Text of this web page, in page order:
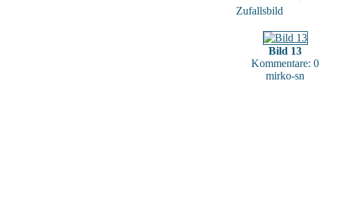
Zufallsbild
Bild 13
Kommentare: 0
mirko-sn